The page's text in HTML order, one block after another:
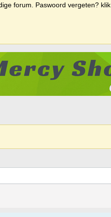
forum. Paswoord vergeten? klik